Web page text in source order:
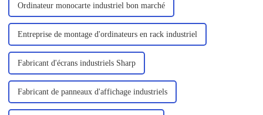
Ordinateur monocarte industriel bon marché
Entreprise de montage d'ordinateurs en rack industriel
Fabricant d'écrans industriels Sharp
Fabricant de panneaux d'affichage industriels